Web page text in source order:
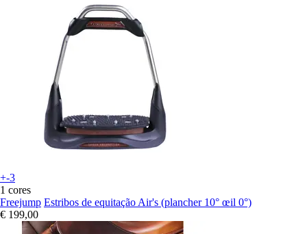
+-3
1 cores
Freejump Estribos de equitação Air's (plancher 10° œil 0°)
€ 199,00